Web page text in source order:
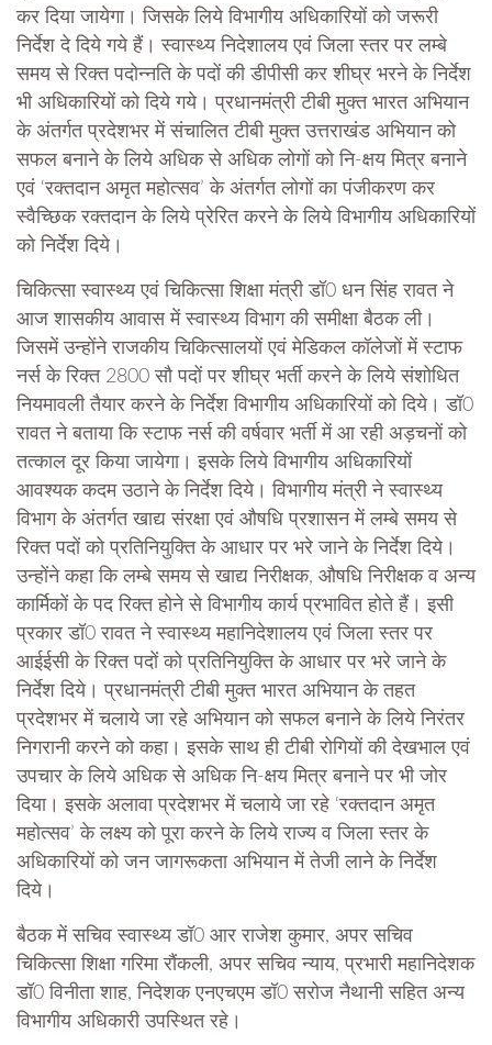
कर दिया जायेगा। जिसके लिये विभागीय अधिकारियों को जरूरी
निर्देश दे दिये गये हैं। स्वास्थ्य निदेशालय एवं जिला स्तर पर लम्बे
समय से रिक्त पदोन्नति के पदों की डीपीसी कर शीघ्र भरने के निर्देश
भी अधिकारियों को दिये गये। प्रधानमंत्री टीबी मुक्त भारत अभियान
के अंतर्गत प्रदेशभर में संचालित टीबी मुक्त उत्तराखंड अभियान को
सफल बनाने के लिये अधिक से अधिक लोगों को नि-क्षय मित्र बनाने
एवं ‘रक्तदान अमृत महोत्सव’ के अंतर्गत लोगों का पंजीकरण कर
स्वैच्छिक रक्तदान के लिये प्रेरित करने के लिये विभागीय अधिकारियों
को निर्देश दिये।
चिकित्सा स्वास्थ्य एवं चिकित्सा शिक्षा मंत्री डॉ0 धन सिंह रावत ने
आज शासकीय आवास में स्वास्थ्य विभाग की समीक्षा बैठक ली।
जिसमें उन्होंने राजकीय चिकित्सालयों एवं मेडिकल कॉलेजों में स्टाफ
नर्स के रिक्त 2800 सौ पदों पर शीघ्र भर्ती करने के लिये संशोधित
नियमावली तैयार करने के निर्देश विभागीय अधिकारियों को दिये। डॉ0
रावत ने बताया कि स्टाफ नर्स की वर्षवार भर्ती में आ रही अड़चनों को
तत्काल दूर किया जायेगा। इसके लिये विभागीय अधिकारियों
आवश्यक कदम उठाने के निर्देश दिये। विभागीय मंत्री ने स्वास्थ्य
विभाग के अंतर्गत खाद्य संरक्षा एवं औषधि प्रशासन में लम्बे समय से
रिक्त पदों को प्रतिनियुक्ति के आधार पर भरे जाने के निर्देश दिये।
उन्होंने कहा कि लम्बे समय से खाद्य निरीक्षक, औषधि निरीक्षक व अन्य
कार्मिकों के पद रिक्त होने से विभागीय कार्य प्रभावित होते हैं। इसी
प्रकार डॉ0 रावत ने स्वास्थ्य महानिदेशालय एवं जिला स्तर पर
आईईसी के रिक्त पदों को प्रतिनियुक्ति के आधार पर भरे जाने के
निर्देश दिये। प्रधानमंत्री टीबी मुक्त भारत अभियान के तहत
प्रदेशभर में चलाये जा रहे अभियान को सफल बनाने के लिये निरंतर
निगरानी करने को कहा। इसके साथ ही टीबी रोगियों की देखभाल एवं
उपचार के लिये अधिक से अधिक नि-क्षय मित्र बनाने पर भी जोर
दिया। इसके अलावा प्रदेशभर में चलाये जा रहे ‘रक्तदान अमृत
महोत्सव’ के लक्ष्य को पूरा करने के लिये राज्य व जिला स्तर के
अधिकारियों को जन जागरूकता अभियान में तेजी लाने के निर्देश
दिये।
बैठक में सचिव स्वास्थ्य डॉ0 आर राजेश कुमार, अपर सचिव
चिकित्सा शिक्षा गरिमा रौंकली, अपर सचिव न्याय, प्रभारी महानिदेशक
डॉ0 विनीता शाह, निदेशक एनएचएम डॉ0 सरोज नैथानी सहित अन्य
विभागीय अधिकारी उपस्थित रहे।